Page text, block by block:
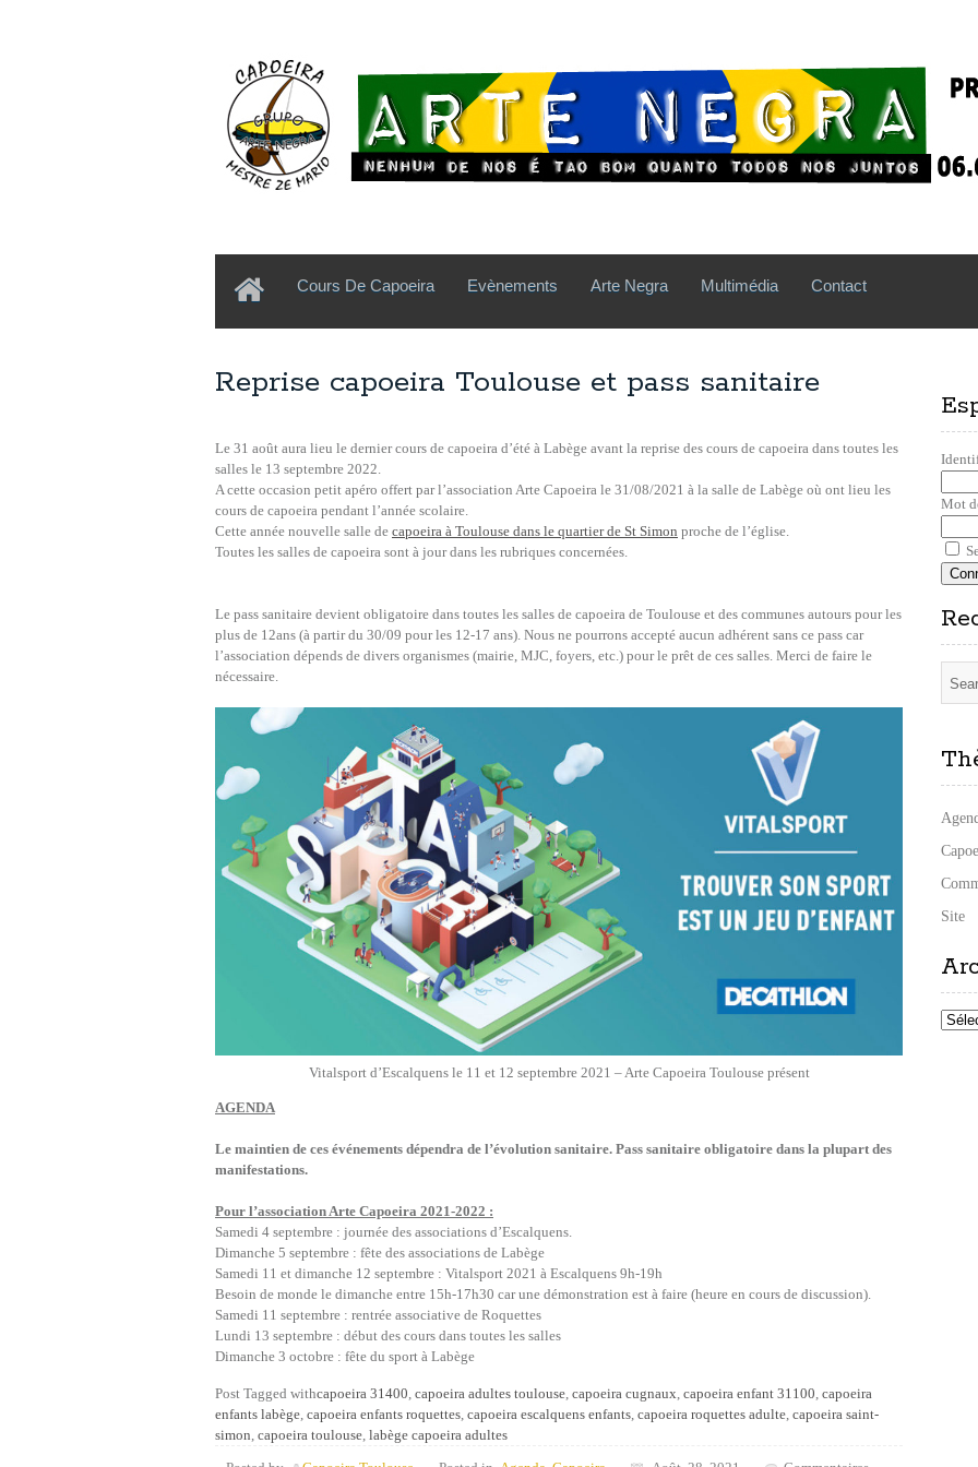
Cours De Capoeira Evènements Arte Negra Multimédia Contact
Reprise capoeira Toulouse et pass sanitaire
Le 31 août aura lieu le dernier cours de capoeira d’été à Labège avant la reprise des cours de capoeira dans toutes les
salles le 13 septembre 2022.
A cette occasion petit apéro offert par l’association Arte Capoeira le 31/08/2021 à la salle de Labège où ont lieu les
cours de capoeira pendant l’année scolaire.
Cette année nouvelle salle de capoeira à Toulouse dans le quartier de St Simon proche de l’église.
Toutes les salles de capoeira sont à jour dans les rubriques concernées.
Le pass sanitaire devient obligatoire dans toutes les salles de capoeira de Toulouse et des communes autours pour les
plus de 12ans (à partir du 30/09 pour les 12-17 ans). Nous ne pourrons accepté aucun adhérent sans ce pass car
l’association dépends de divers organismes (mairie, MJC, foyers, etc.) pour le prêt de ces salles. Merci de faire le
nécessaire.
Vitalsport d’Escalquens le 11 et 12 septembre 2021 – Arte Capoeira Toulouse présent
AGENDA
Le maintien de ces événements dépendra de l’évolution sanitaire. Pass sanitaire obligatoire dans la plupart des
manifestations.
Pour l’association Arte Capoeira 2021-2022 :
Samedi 4 septembre : journée des associations d’Escalquens.
Dimanche 5 septembre : fête des associations de Labège
Samedi 11 et dimanche 12 septembre : Vitalsport 2021 à Escalquens 9h-19h
Besoin de monde le dimanche entre 15h-17h30 car une démonstration est à faire (heure en cours de discussion).
Samedi 11 septembre : rentrée associative de Roquettes
Lundi 13 septembre : début des cours dans toutes les salles
Dimanche 3 octobre : fête du sport à Labège
Post Tagged withcapoeira 31400, capoeira adultes toulouse, capoeira cugnaux, capoeira enfant 31100, capoeira
enfants labège, capoeira enfants roquettes, capoeira escalquens enfants, capoeira roquettes adulte, capoeira saint-
simon, capoeira toulouse, labège capoeira adultes
Mot
Site